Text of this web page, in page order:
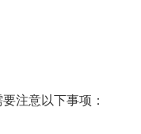
注意以下事项：